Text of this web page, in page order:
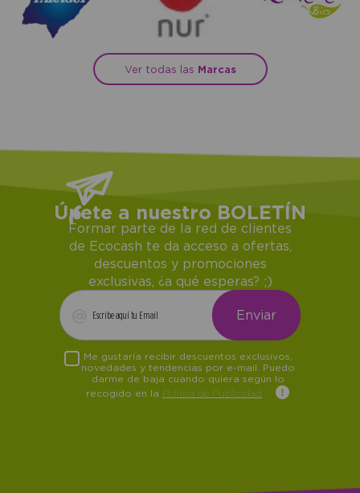
Ver todas las Marcas
Únete a nuestro BOLETÍN
Formar parte de la red de clientes
de Ecocash te da acceso a ofertas,
descuentos y promociones
exclusivas, ¿a qué esperas? ;)
Me gustaría recibir descuentos exclusivos,
novedades y tendencias por e-mail. Puedo
darme de baja cuando quiera según lo
recogido en la Política de Publicidad